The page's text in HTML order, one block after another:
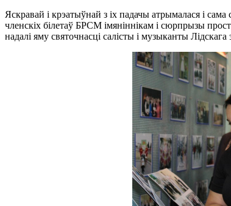
Яскравай і крэатыўнай з іх падачы атрымалася і
членскіх білетаў БРСМ імяніннікам і сюрпрызы
надалі яму святочнасці салісты і музыканты